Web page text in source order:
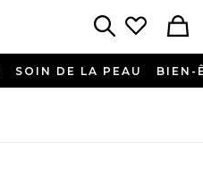
SOIN DE LA PEAU BIEN-